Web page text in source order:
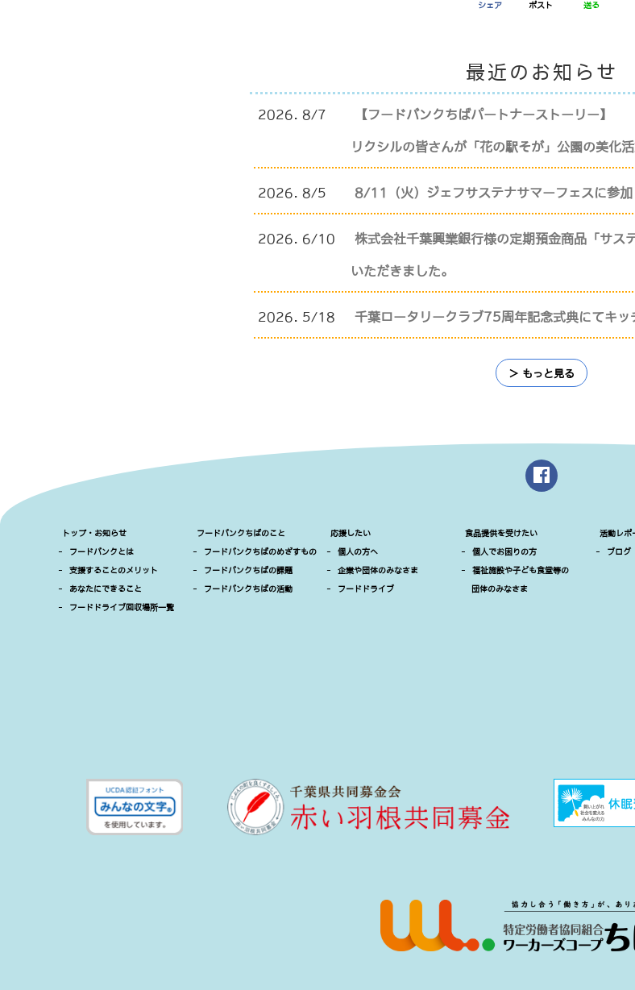
シェア ポスト 送る
最近のお知らせ
2026. 8/7 【フードバンクちばパートナーストーリー】
リクシルの皆さんが「花の駅そが」公園の美化
2026. 8/5 8/11（火）ジェフサステナサマーフェスに参加
2026. 6/10 株式会社千葉興業銀行様の定期預金商品「サス
いただきました。
2026. 5/18 千葉ロータリークラブ75周年記念式典にてキッ
＞ もっと見る
トップ・お知らせ
- フードバンクとは
- 支援することのメリット
- あなたにできること
- フードドライブ回収場所一覧
フードバンクちばのこと
- フードバンクちばのめざすもの
- フードバンクちばの課題
- フードバンクちばの活動
応援したい
- 個人の方へ
- 企業や団体のみなさま
- フードドライブ
食品提供を受けたい
- 個人でお困りの方
- 福祉施設や子ども食堂等の
団体のみなさま
活動レポ
- ブログ